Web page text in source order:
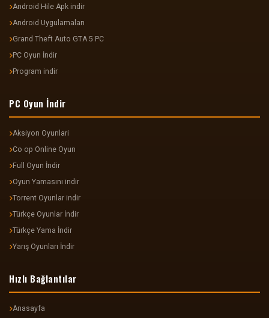
Android Hile Apk indir
Android Uygulamaları
Grand Theft Auto GTA 5 PC
PC Oyun İndir
Program indir
PC Oyun İndir
Aksiyon Oyunlari
Co op Online Oyun
Full Oyun İndir
Oyun Yamasını indir
Torrent Oyunlar indir
Türkçe Oyunlar İndir
Türkçe Yama İndir
Yarış Oyunları İndir
Hızlı Bağlantılar
Anasayfa